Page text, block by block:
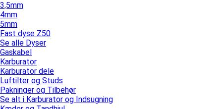
3,5mm
4mm
5mm
Fast dyse Z50
Se alle Dyser
Gaskabel
Karburator
Karburator dele
Luftilter og Studs
Pakninger og Tilbehør
Se alt i Karburator og Indsugning